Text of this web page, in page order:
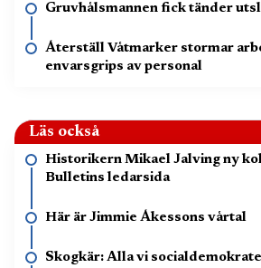
Gruvhålsmannen fick tänder
Återställ Våtmarker stormar
envarsgrips av personal
Läs också
Historikern Mikael Jalving ny
Bulletins ledarsida
Här är Jimmie Åkessons vårtal
Skogkär: Alla vi